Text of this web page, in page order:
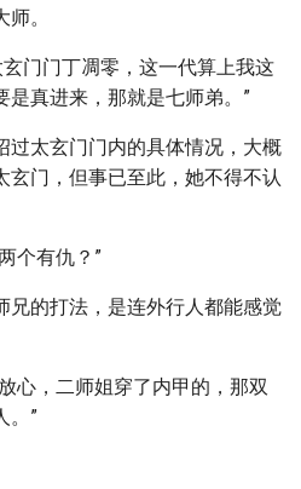
。
玄门门丁凋零，这一代算上我这
是真进来，那就是七师弟。”
过太玄门门内的具体情况，大概
玄门，但事已至此，她不得不认
个有仇？”
的打法，是连外行人都能感觉
心，二师姐穿了内甲的，那双
。”